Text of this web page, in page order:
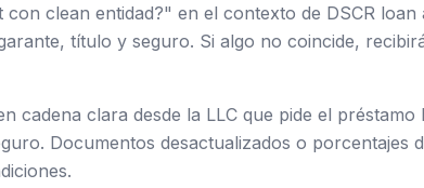
clean entidad?" en el contexto de DSCR
título y seguro. Si algo no coincide,
cadena clara desde la LLC que pide el préstamo
Documentos desactualizados o porcentajes